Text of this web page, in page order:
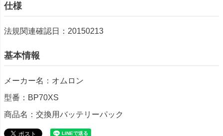
仕様
法規関連確認日：20150213
基本情報
メーカー名：オムロン
型番：BP70XS
商品名：交換用バッテリーパック